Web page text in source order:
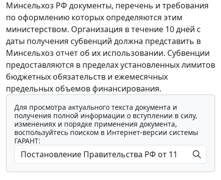
Минсельхоз РФ документы, перечень и требования
по оформлению которых определяются этим
министерством. Организация в течение 10 дней с
даты получения субвенций должна представить в
Минсельхоз отчет об их использовании. Субвенции
предоставляются в пределах установленных лимитов
бюджетных обязательств и ежемесячных
предельных объемов финансирования.
Для просмотра актуального текста документа и
получения полной информации о вступлении в силу,
изменениях и порядке применения документа,
воспользуйтесь поиском в Интернет-версии системы
ГАРАНТ: